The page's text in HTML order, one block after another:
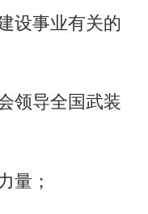
设事业有关的
领导全国武装
量；